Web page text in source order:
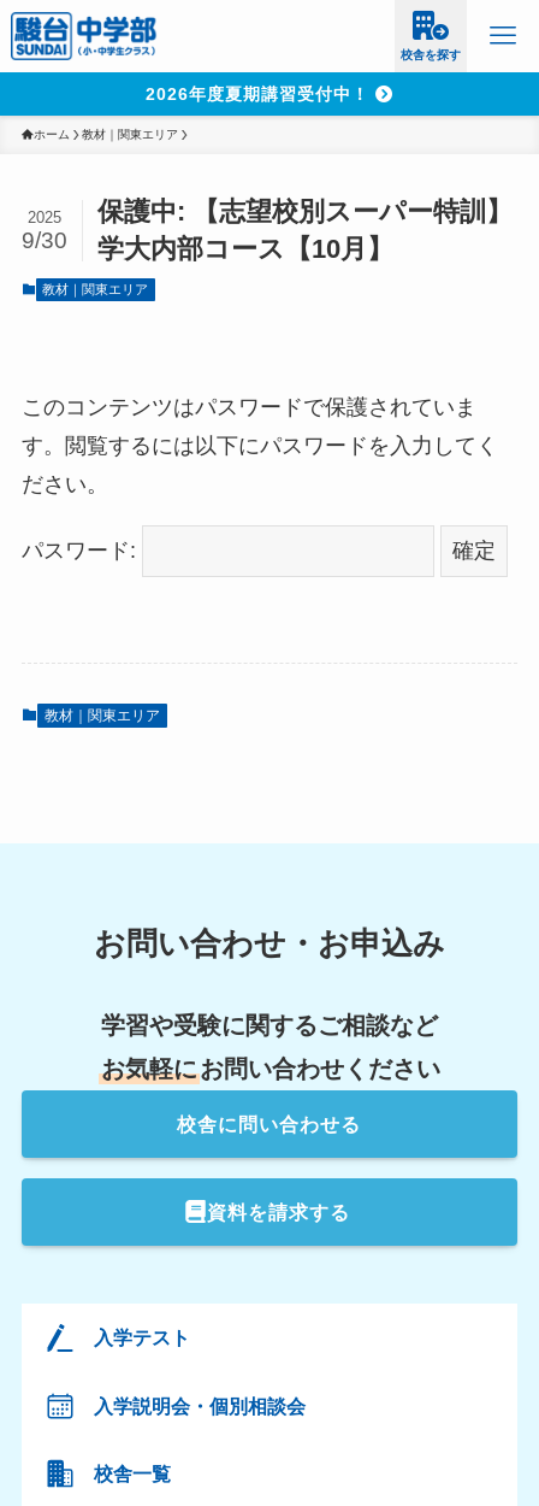
校舎を探す
2026年度夏期講習受付中！
ホーム 教材｜関東エリア
保護中: 【志望校別スーパー特訓】
学大内部コース【10月】
2025
9/30
教材｜関東エリア
このコンテンツはパスワードで保護されていま
す。閲覧するには以下にパスワードを入力してく
ださい。
パスワード:
教材｜関東エリア
お問い合わせ・お申込み
学習や受験に関するご相談など
お気軽にお問い合わせください
校舎に問い合わせる
資料を請求する
入学テスト
入学説明会・個別相談会
校舎一覧